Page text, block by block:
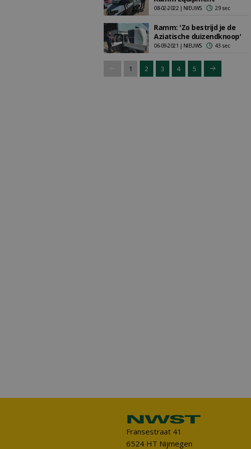
08-02-2022 | NIEUWS 29 sec
Ramm: 'Zo bestrijd je de
Aziatische duizendknoop'
06-09-2021 | NIEUWS 43 sec
1 2 3 4 5
Fransestraat 41
6524 HT Nijmegen